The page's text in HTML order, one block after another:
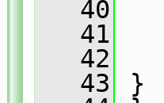
   40
   41
   42
   43
}